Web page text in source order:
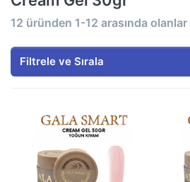
12 üründen 1-12 arasında
Filtrele ve Sırala